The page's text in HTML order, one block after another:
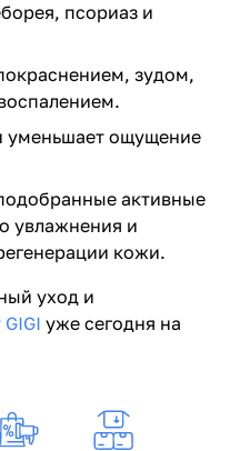
псориаз и
зудом,
уменьшает ощущение
активные
увлажнения и
кожи.
уход и
GIGI уже сегодня на